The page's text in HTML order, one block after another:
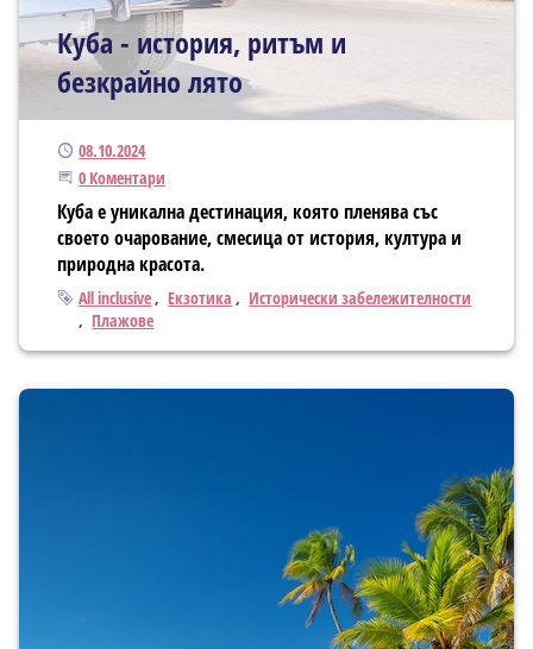
Куба - история, ритъм и
безкрайно лято
Публикуван
08.10.2024
Започнете дискусията
0 Коментари
Куба е уникална дестинация, която пленява със
своето очарование, смесица от история, култура и
природна красота.
Тагове
All inclusive Екзотика
Исторически забележителности
Плажове